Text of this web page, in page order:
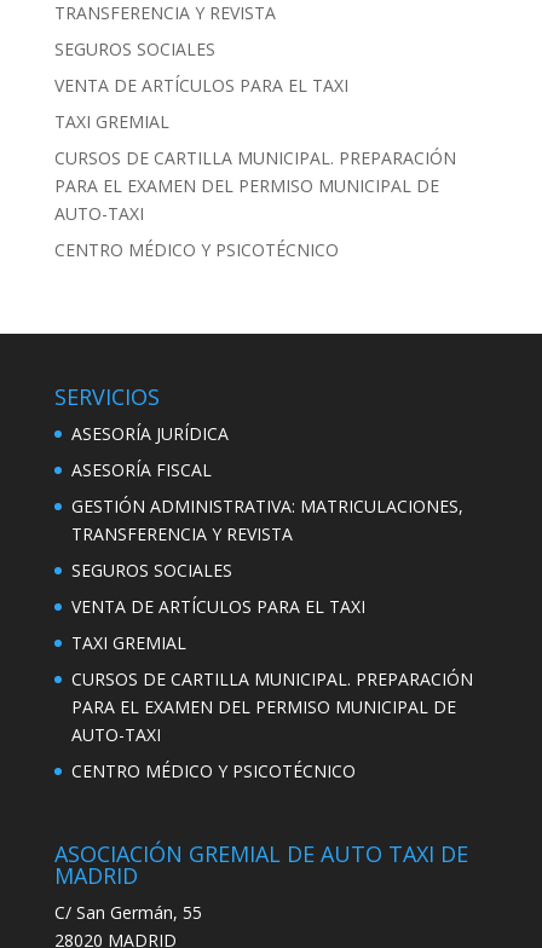
TRANSFERENCIA Y REVISTA
SEGUROS SOCIALES
VENTA DE ARTÍCULOS PARA EL TAXI
TAXI GREMIAL
CURSOS DE CARTILLA MUNICIPAL. PREPARACIÓN
PARA EL EXAMEN DEL PERMISO MUNICIPAL DE
AUTO-TAXI
CENTRO MÉDICO Y PSICOTÉCNICO
SERVICIOS
ASESORÍA JURÍDICA
ASESORÍA FISCAL
GESTIÓN ADMINISTRATIVA: MATRICULACIONES,
TRANSFERENCIA Y REVISTA
SEGUROS SOCIALES
VENTA DE ARTÍCULOS PARA EL TAXI
TAXI GREMIAL
CURSOS DE CARTILLA MUNICIPAL. PREPARACIÓN
PARA EL EXAMEN DEL PERMISO MUNICIPAL DE
AUTO-TAXI
CENTRO MÉDICO Y PSICOTÉCNICO
ASOCIACIÓN GREMIAL DE AUTO TAXI DE
MADRID
C/ San Germán, 55
28020 MADRID